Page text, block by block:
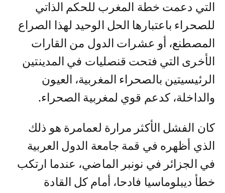
التي دعمت خطة المغرب للحكم الذاتي
للصحراء باعتبارها الحل الوحيد لهذا الصراع
المصطنع، أو عشرات الدول من القارات
الأخرى التي فتحت قنصليات في المدينتين
الرئيسيتين بالصحراء المغربية، العيون
والداخلة، كدعم قوي لمغربية الصحراء.
كان الفشل الأكثر مرارة لعمامرة هو ذلك
الذي أظهره في قمة جامعة الدول العربية
في الجزائر في نونبر الماضي، عندما ارتكب
خطأ ديبلوماسيا فادحا، أمام كل القادة